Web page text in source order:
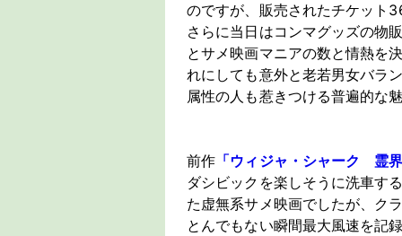
のですが、販売されたチケット
さらに当日はコンマグッズの物
とサメ映画マニアの数と情熱を
れにしても意外と老若男女バラ
属性の人も惹きつける普遍的な
前作 「ウィジャ・シャーク 霊
ダシビックを楽しそうに洗車す
た虚無系サメ映画でしたが、ク
とんでもない瞬間最大風速を記